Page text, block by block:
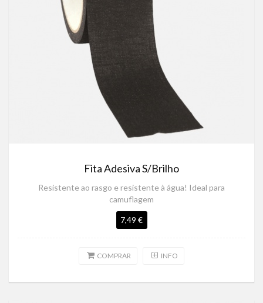
Fita Adesiva S/Brilho
Resistente ao rasgo e resistente à água! Ideal para
camuflagem
7,49 €
COMPRAR INFO